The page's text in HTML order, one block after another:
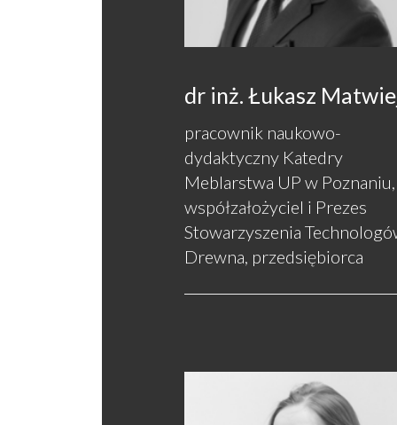
dr inż. Łukasz
pracownik naukowo-
dydaktyczny Katedry
Meblarstwa UP w Poznaniu,
współzałożyciel i Prezes
Stowarzyszenia
Drewna, przedsiębiorca